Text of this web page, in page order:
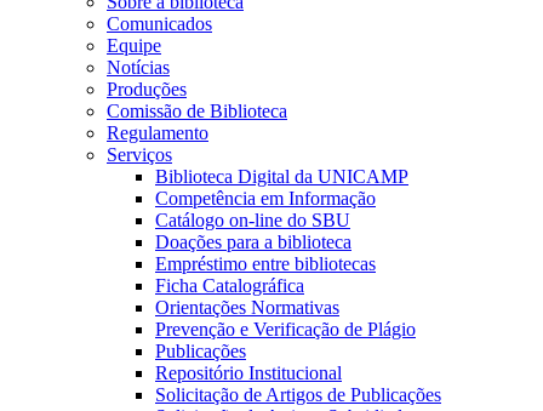
Comunicados
Equipe
Notícias
Produções
Comissão de Biblioteca
Regulamento
Serviços
Biblioteca Digital da UNICAMP
Competência em Informação
Catálogo on-line do SBU
Doações para a biblioteca
Empréstimo entre bibliotecas
Ficha Catalográfica
Orientações Normativas
Prevenção e Verificação de Plágio
Publicações
Repositório Institucional
Solicitação de Artigos de Publicações